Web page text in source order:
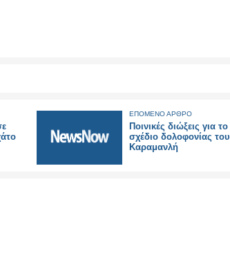
ΕΠΟΜΕΝΟ ΑΡΘΡΟ
Ποινικές διώξεις για το
σχέδιο δολοφονίας του
Καραμανλή